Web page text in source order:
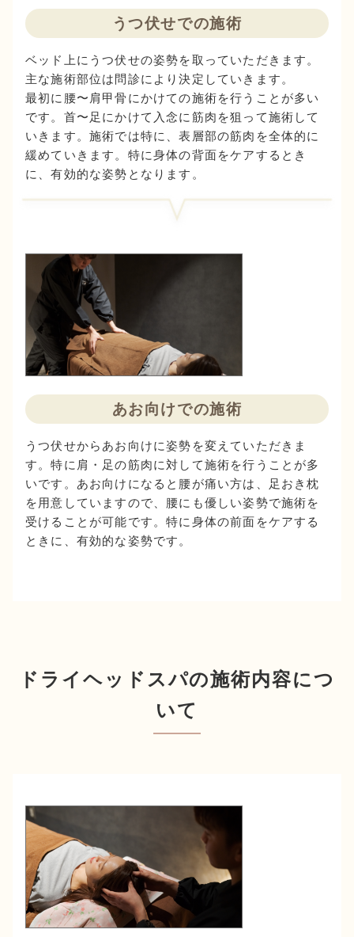
うつ伏せでの施術
ベッド上にうつ伏せの姿勢を取っていただきます。
主な施術部位は問診により決定していきます。
最初に腰〜肩甲骨にかけての施術を行うことが多い
です。首〜足にかけて入念に筋肉を狙って施術して
いきます。施術では特に、表層部の筋肉を全体的に
緩めていきます。特に身体の背面をケアするとき
に、有効的な姿勢となります。
あお向けでの施術
うつ伏せからあお向けに姿勢を変えていただきま
す。特に肩・足の筋肉に対して施術を行うことが多
いです。あお向けになると腰が痛い方は、足おき枕
を用意していますので、腰にも優しい姿勢で施術を
受けることが可能です。特に身体の前面をケアする
ときに、有効的な姿勢です。
ドライヘッドスパの施術内容につ
いて